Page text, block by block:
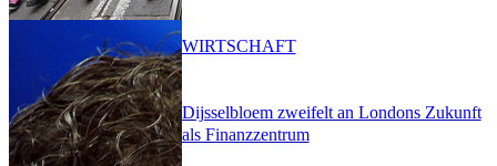
Dijsselbloem zweifelt an Londons Zukunft
als Finanzzentrum
WIRTSCHAFT